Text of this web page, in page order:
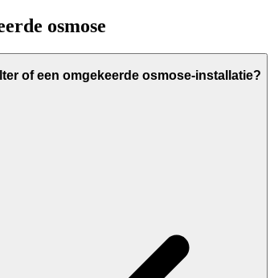
osmose
of een omgekeerde osmose-installatie?